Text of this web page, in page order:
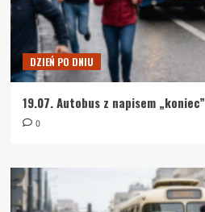
DZIEŃ PO DNIU
19.07. Autobus z napisem „koniec”
0